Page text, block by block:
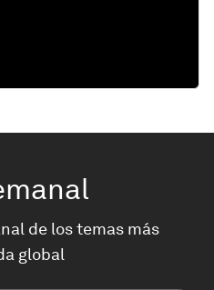
de los temas más
global